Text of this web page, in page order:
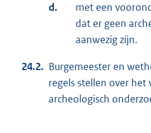
d.
met een
dat er geen
aanwezig zijn.
24.2. Burgemeester en
regels stellen over het
archeologisch